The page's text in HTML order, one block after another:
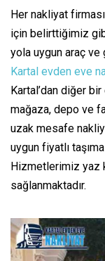
Her nakliyat
için belirttiğimiz
yola uygun araç
Kartal evden eve
Kartal’dan diğer
mağaza, depo ve
uzak mesafe
uygun fiyatlı
Hizmetlerimiz yaz
sağlanmaktadır.